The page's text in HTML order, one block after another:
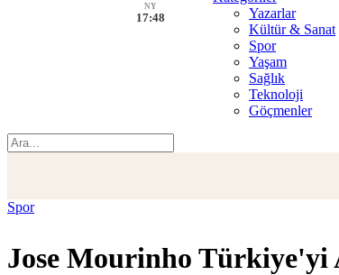
NY
17:48
Yazarlar
Kültür & Sanat
Spor
Yaşam
Sağlık
Teknoloji
Göçmenler
Spor
Jose Mourinho